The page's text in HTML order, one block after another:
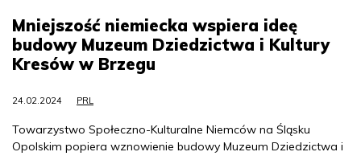
Mniejszość niemiecka wspiera ideę
budowy Muzeum Dziedzictwa i Kultury
Kresów w Brzegu
24.02.2024 PRL
Towarzystwo Społeczno-Kulturalne Niemców na Śląsku
Opolskim popiera wznowienie budowy Muzeum Dziedzictwa i